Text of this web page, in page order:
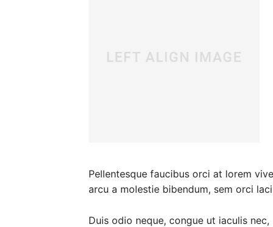
Pellentesque faucibus orci at lorem
arcu a molestie bibendum, sem orci
Duis odio neque, congue ut iaculis nec,